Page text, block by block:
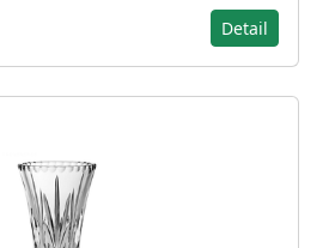
Detail